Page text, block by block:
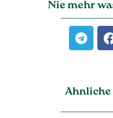
Nie mehr
Ahnliche